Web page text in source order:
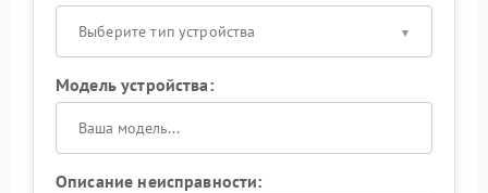
Выберите тип устройства
Модель устройства:
Описание неисправности: